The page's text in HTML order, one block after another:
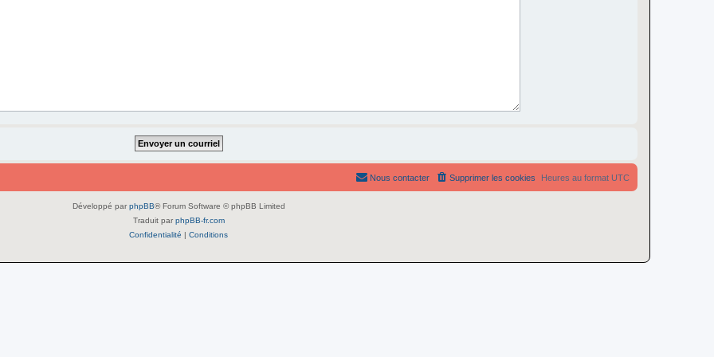
Heures au format UTC
Supprimer les cookies
Nous contacter
Développé par phpBB® Forum Software © phpBB Limited
Traduit par phpBB-fr.com
Confidentialité | Conditions